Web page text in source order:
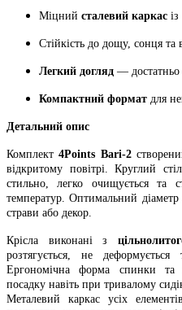
Міцний сталевий каркас
Стійкість до дощу, сонця та
Легкий догляд — достатньо
Компактний формат для
Детальний опис
Комплект4Points Bari-2
відкритому повітрі. Круглий
стильно, легко очищується та
температур. Оптимальний діаметр
страви або декор.
Крісла виконані з
розтягується, не
Ергономічна форма спинки та
посадку навіть при тривалому
Металевий каркас усіх